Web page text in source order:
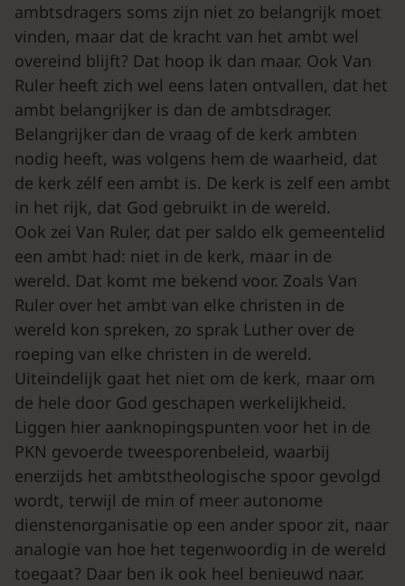
ambtsdragers soms zijn niet zo belangrijk moet
vinden, maar dat de kracht van het ambt wel
overeind blijft? Dat hoop ik dan maar. Ook Van
Ruler heeft zich wel eens laten ontvallen, dat het
ambt belangrijker is dan de ambtsdrager.
Belangrijker dan de vraag of de kerk ambten
nodig heeft, was volgens hem de waarheid, dat
de kerk zélf een ambt is. De kerk is zelf een ambt
in het rijk, dat God gebruikt in de wereld.
Ook zei Van Ruler, dat per saldo elk gemeentelid
een ambt had: niet in de kerk, maar in de
wereld. Dat komt me bekend voor. Zoals Van
Ruler over het ambt van elke christen in de
wereld kon spreken, zo sprak Luther over de
roeping van elke christen in de wereld.
Uiteindelijk gaat het niet om de kerk, maar om
de hele door God geschapen werkelijkheid.
Liggen hier aanknopingspunten voor het in de
PKN gevoerde tweesporenbeleid, waarbij
enerzijds het ambtstheologische spoor gevolgd
wordt, terwijl de min of meer autonome
dienstenorganisatie op een ander spoor zit, naar
analogie van hoe het tegenwoordig in de wereld
toegaat? Daar ben ik ook heel benieuwd naar.